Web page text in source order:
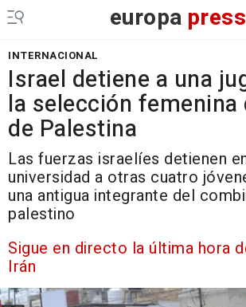
europa press
INTERNACIONAL
Israel detiene a una
la selección
de Palestina
Las fuerzas israelíes detienen
universidad a otras cuatro
una antigua integrante del
palestino
Sigue en directo la última hora
Irán